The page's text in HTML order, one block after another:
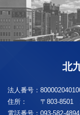
北
法人番号：
住所：
〒803-8501
電話番号： 093-582-